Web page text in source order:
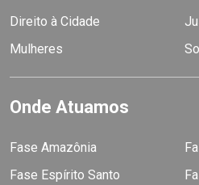
Direito à Cidade
Mulheres
Onde Atuamos
Fase Amazônia
Fase Espírito Santo